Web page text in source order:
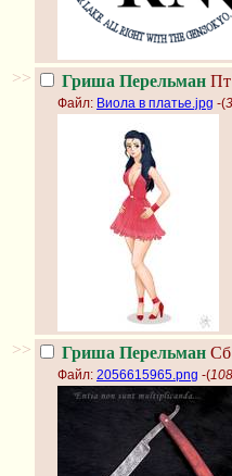
>> Гриша Перельман Пт
Файл: Виола в платье.jpg -(
>> Гриша Перельман Сб
Файл: 2056615965.png -(